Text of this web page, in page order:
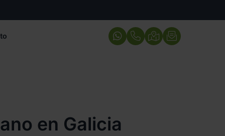
en Galicia